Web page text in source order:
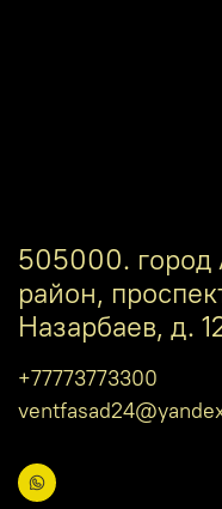
505000.
район,
Назарбаев, д.
+77773773300